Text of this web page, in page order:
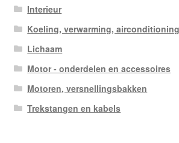
Interieur
Koeling, verwarming, airconditioning
Lichaam
Motor - onderdelen en accessoires
Motoren, versnellingsbakken
Trekstangen en kabels